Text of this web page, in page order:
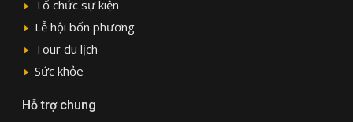
Tổ chức sự kiện
Lễ hội bốn phương
Tour du lịch
Sức khỏe
Hỗ trợ chung